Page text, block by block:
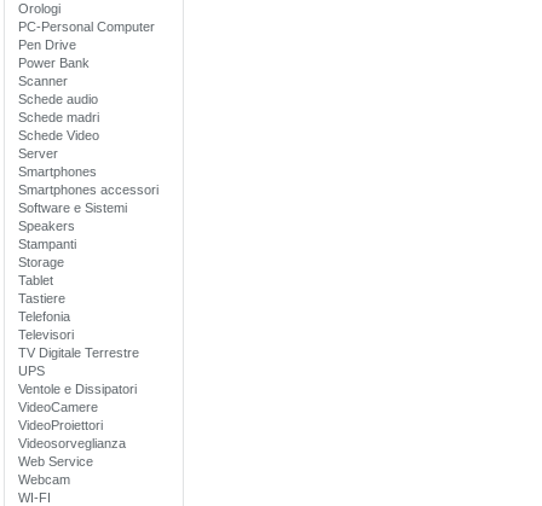
Orologi
PC-Personal Computer
Pen Drive
Power Bank
Scanner
Schede audio
Schede madri
Schede Video
Server
Smartphones
Smartphones accessori
Software e Sistemi
Speakers
Stampanti
Storage
Tablet
Tastiere
Telefonia
Televisori
TV Digitale Terrestre
UPS
Ventole e Dissipatori
VideoCamere
VideoProiettori
Videosorveglianza
Web Service
Webcam
WI-FI